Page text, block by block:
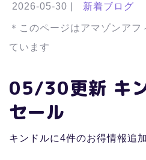
2026-05-30 新着ブログ
＊このページはアマゾンア
ています
05/30更新 キ
セール
キンドルに4件のお得情報追